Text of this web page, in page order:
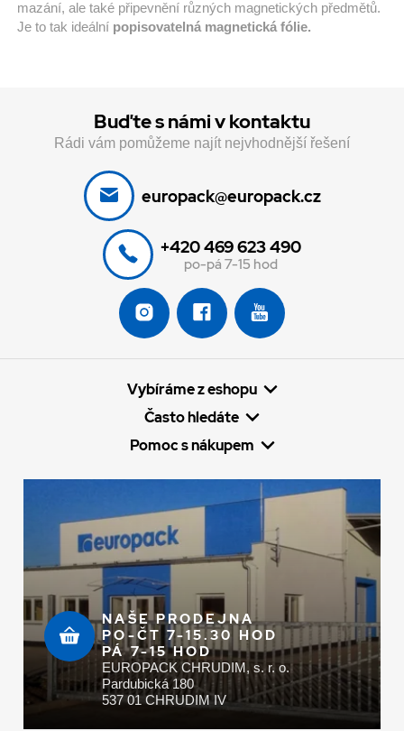
mazání, ale také připevnění různých magnetických předmětů.
Je to tak ideální popisovatelná magnetická fólie.
Buďte s námi v kontaktu
Rádi vám pomůžeme najít nejvhodnější řešení
europack@europack.cz
+420 469 623 490
po-pá 7-15 hod
Vybíráme z eshopu
Často hledáte
Pomoc s nákupem
NAŠE PRODEJNA
PO-ČT 7-15.30 HOD
PÁ 7-15 HOD
EUROPACK CHRUDIM, s. r. o.
Pardubická 180
537 01 CHRUDIM IV